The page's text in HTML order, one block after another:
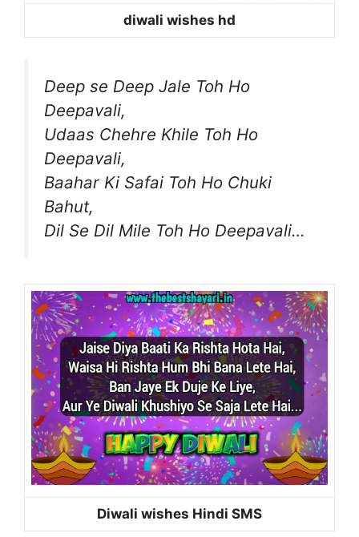
diwali wishes hd
Deep se Deep Jale Toh Ho
Deepavali,
Udaas Chehre Khile Toh Ho
Deepavali,
Baahar Ki Safai Toh Ho Chuki
Bahut,
Dil Se Dil Mile Toh Ho Deepavali…
Diwali wishes Hindi SMS